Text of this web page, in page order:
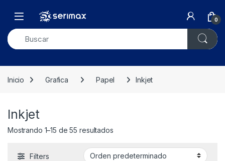
Open 0
Inicio Grafica Papel Inkjet
Inkjet
Mostrando 1–15 de 55 resultados
Filters